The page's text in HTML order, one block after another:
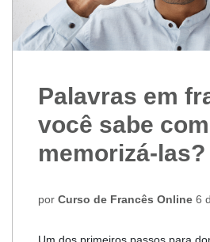
Palavras em
você sabe
memorizá-las?
por Curso de Francês Online 6
Um dos primeiros passos para